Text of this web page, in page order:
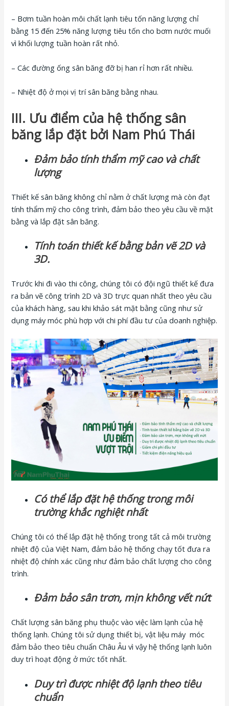
– Bơm tuần hoàn môi chất lạnh tiêu tốn năng lượng chỉ
bằng 15 đến 25% năng lượng tiêu tốn cho bơm nước muối
vì khối lượng tuần hoàn rất nhỏ.
– Các đường ống sân băng đỡ bị han rỉ hơn rất nhiều.
– Nhiệt độ ở mọi vị trí sân băng bằng nhau.
III. Ưu điểm của hệ thống sân
băng lắp đặt bởi Nam Phú Thái
Đảm bảo tính thẩm mỹ cao và chất
lượng
Thiết kế sân băng không chỉ nằm ở chất lượng mà còn đạt
tính thẩm mỹ cho công trình, đảm bảo theo yêu cầu về mặt
bằng và lắp đặt sân băng.
Tính toán thiết kế bằng bản vẽ 2D và
3D.
Trước khi đi vào thi công, chúng tôi có đội ngũ thiết kế đưa
ra bản vẽ công trình 2D và 3D trực quan nhất theo yêu cầu
của khách hàng, sau khi khảo sát mặt bằng cũng như sử
dụng máy móc phù hợp với chi phí đầu tư của doanh nghiệp.
Có thể lắp đặt hệ thống trong môi
trường khắc nghiệt nhất
Chúng tôi có thể lắp đặt hệ thống trong tất cả môi trường
nhiệt độ của Việt Nam, đảm bảo hệ thống chạy tốt đưa ra
nhiệt độ chính xác cũng như đảm bảo chất lượng cho công
trình.
Đảm bảo sân trơn, mịn không vết nứt
Chất lượng sân băng phụ thuộc vào việc làm lạnh của hệ
thống lạnh. Chúng tôi sử dụng thiết bị, vật liệu máy móc
đảm bảo theo tiêu chuẩn Châu Âu vì vậy hệ thống lạnh luôn
duy trì hoạt động ở mức tốt nhất.
Duy trì được nhiệt độ lạnh theo tiêu
chuẩn